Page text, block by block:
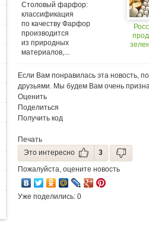
Столовый фарфор:
классификация
по качеству Фарфор
производится
из природных
материалов,...
Если Вам понравилась эта новость,
друзьями. Мы будем Вам очень
Оценить
Поделиться
Получить код
Печать
Это интересно
3
Пожалуйста, оцените новость
Уже поделились: 0